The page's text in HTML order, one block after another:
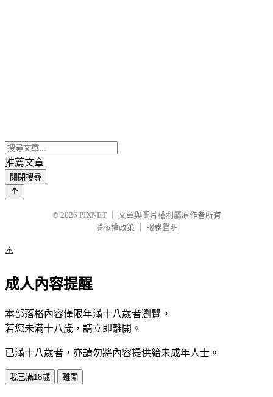
推薦文章
關閉搜尋
© 2026 PIXNET
文章與圖片權利屬原作者所有
隱私權政策
服務聲明
⚠️
成人內容提醒
本部落格內容僅限年滿十八歲者瀏覽。
若您未滿十八歲，請立即離開。
已滿十八歲者，亦請勿將內容提供給未成年人士。
我已滿18歲 離開